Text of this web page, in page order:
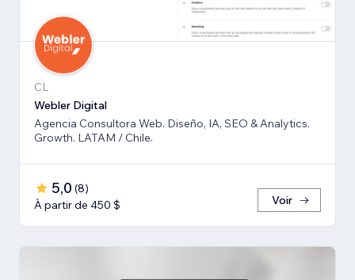
CL
Webler Digital
Agencia Consultora Web. Diseño, IA, SEO & Analytics.
Growth. LATAM / Chile.
5,0 (8)
À partir de 450 $
Voir